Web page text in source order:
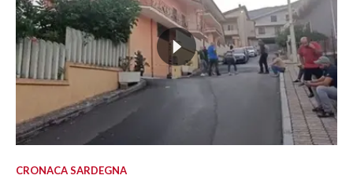
CRONACA SARDEGNA